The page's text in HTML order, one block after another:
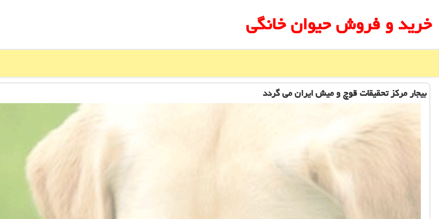
خرید و فروش حیوان خانگی
بیجار مركز تحقیقات قوچ و میش ایران می گردد